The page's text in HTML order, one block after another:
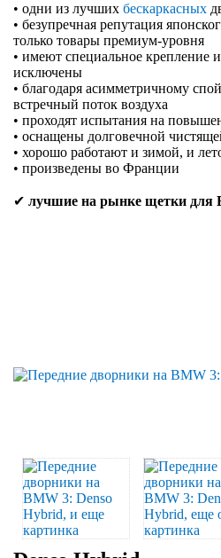
• одни из лучших бескаркасных
• безупречная репутация
только товары премиум-уровня
• имеют специальное крепление
исключены
• благодаря асимметричному
встречный поток воздуха
• проходят испытания на
• оснащены долговечной
• хорошо работают и зимой, и
• произведены во Франции
✔ лучшие на рынке щетки для